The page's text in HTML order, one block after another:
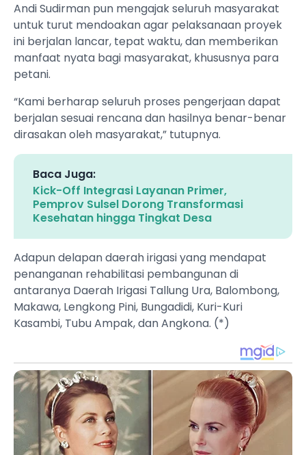
Andi Sudirman pun mengajak seluruh masyarakat
untuk turut mendoakan agar pelaksanaan proyek
ini berjalan lancar, tepat waktu, dan memberikan
manfaat nyata bagi masyarakat, khususnya para
petani.
“Kami berharap seluruh proses pengerjaan dapat
berjalan sesuai rencana dan hasilnya benar-benar
dirasakan oleh masyarakat,” tutupnya.
Baca Juga:
Kick-Off Integrasi Layanan Primer,
Pemprov Sulsel Dorong Transformasi
Kesehatan hingga Tingkat Desa
Adapun delapan daerah irigasi yang mendapat
penanganan rehabilitasi pembangunan di
antaranya Daerah Irigasi Tallung Ura, Balombong,
Makawa, Lengkong Pini, Bungadidi, Kuri-Kuri
Kasambi, Tubu Ampak, dan Angkona. (*)